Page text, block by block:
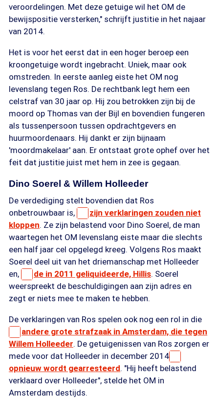
veroordelingen. Met deze getuige wil het OM de
bewijspositie versterken," schrijft justitie in het najaar
van 2014.
Het is voor het eerst dat in een hoger beroep een
kroongetuige wordt ingebracht. Uniek, maar ook
omstreden. In eerste aanleg eiste het OM nog
levenslang tegen Ros. De rechtbank legt hem een
celstraf van 30 jaar op. Hij zou betrokken zijn bij de
moord op Thomas van der Bijl en bovendien fungeren
als tussenpersoon tussen opdrachtgevers en
huurmoordenaars. Hij dankt er zijn bijnaam
'moordmakelaar' aan. Er ontstaat grote ophef over het
feit dat justitie juist met hem in zee is gegaan.
Dino Soerel & Willem Holleeder
De verdediging stelt bovendien dat Ros
onbetrouwbaar is,
zijn verklaringen zouden niet
kloppen. Ze zijn belastend voor Dino Soerel, de man
waartegen het OM levenslang eiste maar die slechts
een half jaar cel opgelegd kreeg. Volgens Ros maakt
Soerel deel uit van het driemanschap met Holleeder
en,
de in 2011 geliquideerde, Hillis. Soerel
weerspreekt de beschuldigingen aan zijn adres en
zegt er niets mee te maken te hebben.
De verklaringen van Ros spelen ook nog een rol in die
andere grote strafzaak in Amsterdam, die tegen
Willem Holleeder. De getuigenissen van Ros zorgen er
mede voor dat Holleeder in december 2014
opnieuw wordt gearresteerd. "Hij heeft belastend
verklaard over Holleeder", stelde het OM in
Amsterdam destijds.